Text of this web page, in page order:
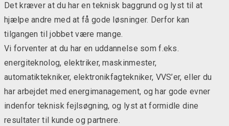
Det kræver at du har en teknisk baggrund og lyst til at
hjælpe andre med at få gode løsninger. Derfor kan
tilgangen til jobbet være mange.
Vi forventer at du har en uddannelse som f.eks.
energiteknolog, elektriker, maskinmester,
automatiktekniker, elektronikfagtekniker, VVS’er, eller du
har arbejdet med energimanagement, og har gode evner
indenfor teknisk fejlsøgning, og lyst at formidle dine
resultater til kunde og partnere.